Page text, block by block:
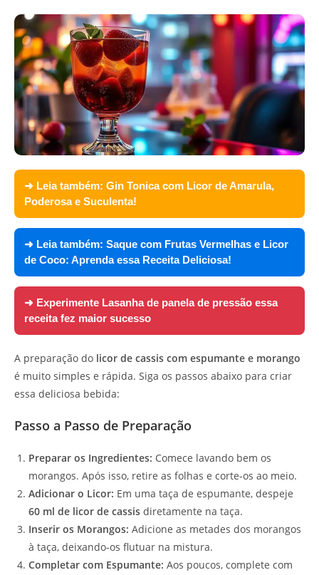
➜ Leia também: Gin Tonica com Licor de Amarula,
Poderosa e Suculenta!
➜ Leia também: Saque com Frutas Vermelhas e Licor
de Coco: Aprenda essa Receita Deliciosa!
➜ Experimente Lasanha de panela de pressão essa
receita fez maior sucesso
A preparação do licor de cassis com espumante e morango
é muito simples e rápida. Siga os passos abaixo para criar
essa deliciosa bebida:
Passo a Passo de Preparação
Preparar os Ingredientes: Comece lavando bem os
morangos. Após isso, retire as folhas e corte-os ao meio.
Adicionar o Licor: Em uma taça de espumante, despeje
60 ml de licor de cassis diretamente na taça.
Inserir os Morangos: Adicione as metades dos morangos
à taça, deixando-os flutuar na mistura.
Completar com Espumante: Aos poucos, complete com